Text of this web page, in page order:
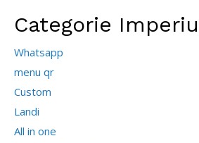
Categorie
Whatsapp
menu qr
Custom
Landi
All in one